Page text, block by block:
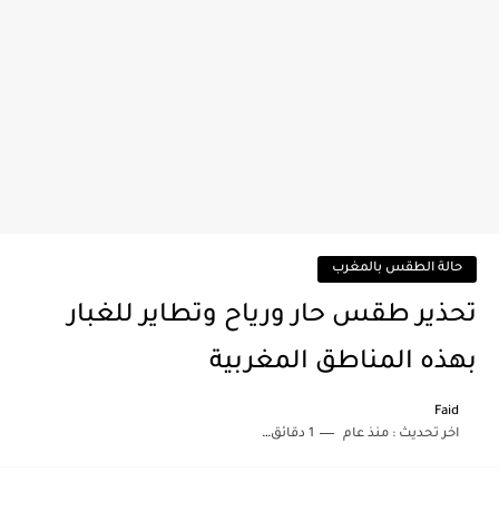
حالة الطقس بالمغرب
تحذير طقس حار ورياح وتطاير للغبار
بهذه المناطق المغربية
Faid
اخر تحديث :منذ عام 1 دقائق للقراءة